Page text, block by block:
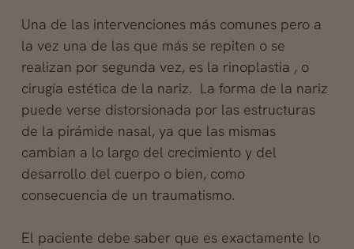
Una de las intervenciones más comunes pero a
la vez una de las que más se repiten o se
realizan por segunda vez, es la rinoplastia , o
cirugía estética de la nariz. La forma de la nariz
puede verse distorsionada por las estructuras
de la pirámide nasal, ya que las mismas
cambian a lo largo del crecimiento y del
desarrollo del cuerpo o bien, como
consecuencia de un traumatismo.
El paciente debe saber que es exactamente lo